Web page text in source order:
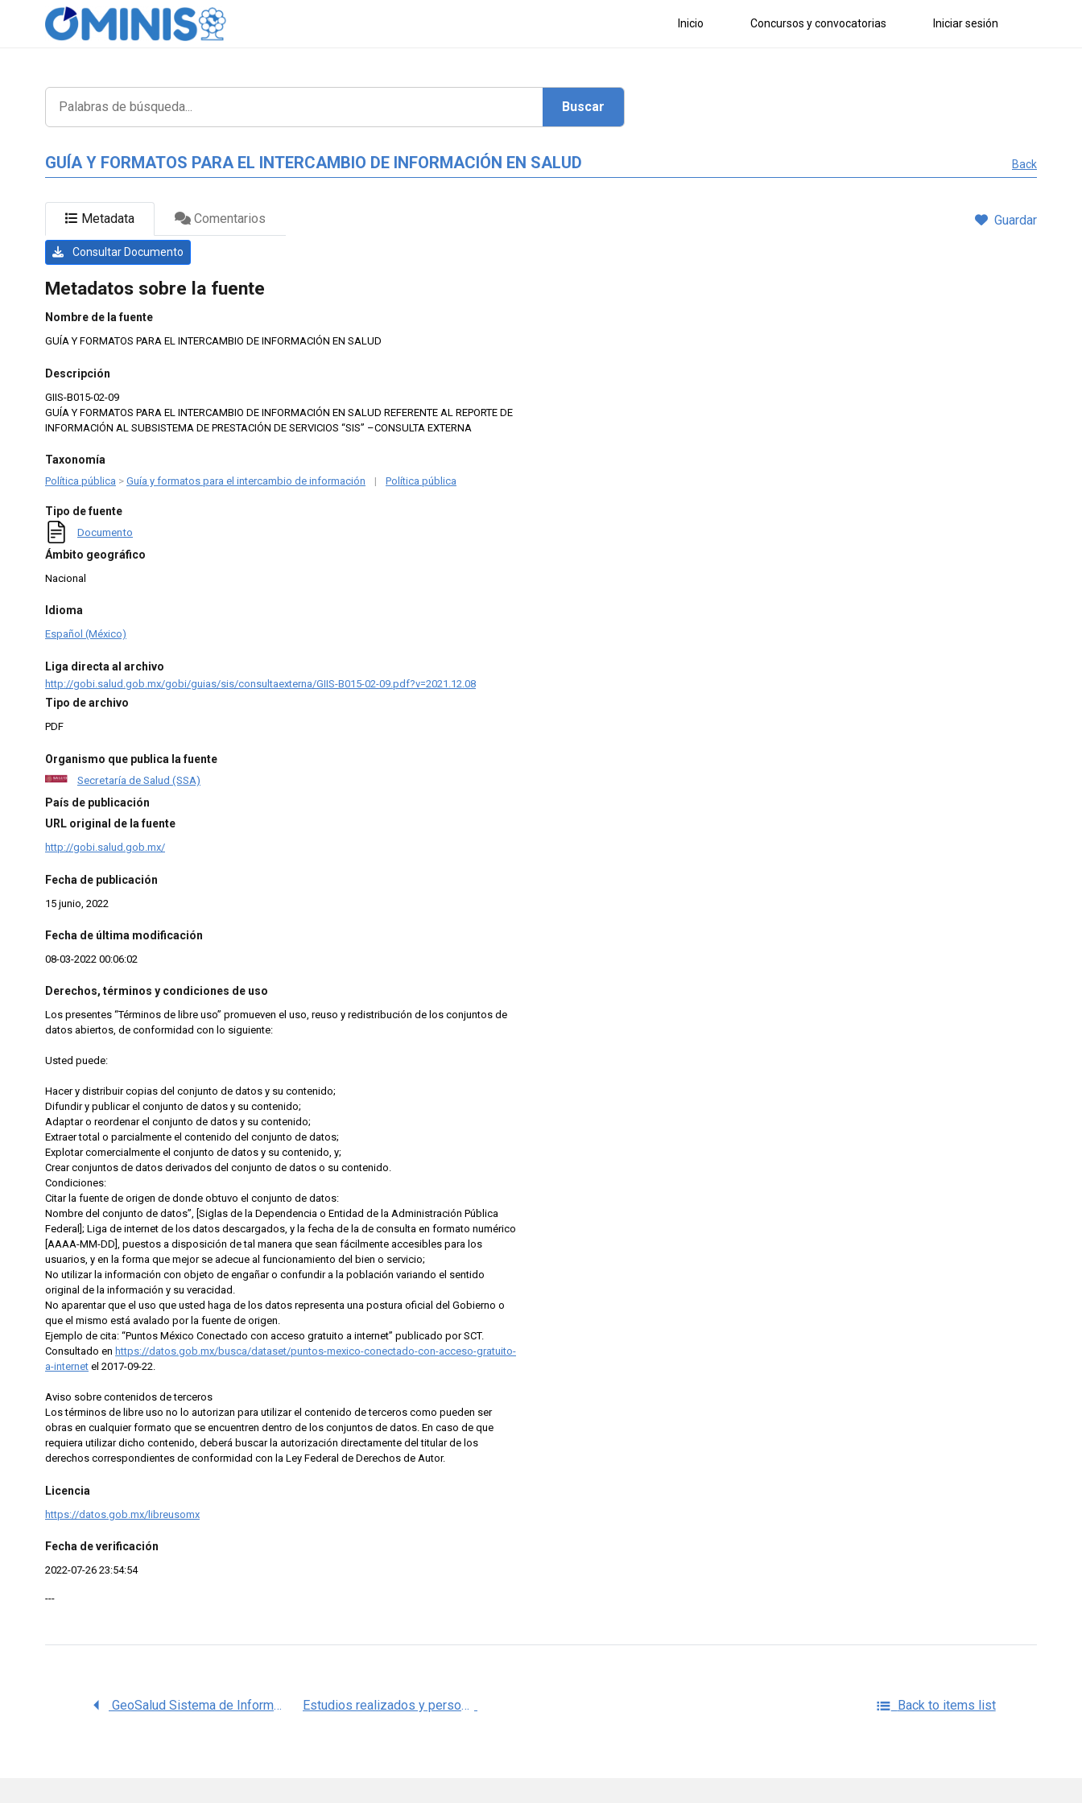
Inicio Concursos y convocatorias Iniciar sesión
GUÍA Y FORMATOS PARA EL INTERCAMBIO DE INFORMACIÓN EN SALUD Back
Metadata Comentarios Guardar
Consultar Documento
Metadatos sobre la fuente
Nombre de la fuente
GUÍA Y FORMATOS PARA EL INTERCAMBIO DE INFORMACIÓN EN SALUD
Descripción
GIIS-B015-02-09
GUÍA Y FORMATOS PARA EL INTERCAMBIO DE INFORMACIÓN EN SALUD REFERENTE AL REPORTE DE
INFORMACIÓN AL SUBSISTEMA DE PRESTACIÓN DE SERVICIOS “SIS” –CONSULTA EXTERNA
Taxonomía
Política pública > Guía y formatos para el intercambio de información | Política pública
Tipo de fuente
Documento
Ámbito geográfico
Nacional
Idioma
Español (México)
Liga directa al archivo
http://gobi.salud.gob.mx/gobi/guias/sis/consultaexterna/GIIS-B015-02-09.pdf?v=2021.12.08
Tipo de archivo
PDF
Organismo que publica la fuente
Secretaría de Salud (SSA)
País de publicación
URL original de la fuente
http://gobi.salud.gob.mx/
Fecha de publicación
15 junio, 2022
Fecha de última modificación
08-03-2022 00:06:02
Derechos, términos y condiciones de uso
Los presentes “Términos de libre uso” promueven el uso, reuso y redistribución de los conjuntos de
datos abiertos, de conformidad con lo siguiente:
Usted puede:
Hacer y distribuir copias del conjunto de datos y su contenido;
Difundir y publicar el conjunto de datos y su contenido;
Adaptar o reordenar el conjunto de datos y su contenido;
Extraer total o parcialmente el contenido del conjunto de datos;
Explotar comercialmente el conjunto de datos y su contenido, y;
Crear conjuntos de datos derivados del conjunto de datos o su contenido.
Condiciones:
Citar la fuente de origen de donde obtuvo el conjunto de datos:
Nombre del conjunto de datos”, [Siglas de la Dependencia o Entidad de la Administración Pública
Federal]; Liga de internet de los datos descargados, y la fecha de la de consulta en formato numérico
[AAAA-MM-DD], puestos a disposición de tal manera que sean fácilmente accesibles para los
usuarios, y en la forma que mejor se adecue al funcionamiento del bien o servicio;
No utilizar la información con objeto de engañar o confundir a la población variando el sentido
original de la información y su veracidad.
No aparentar que el uso que usted haga de los datos representa una postura oficial del Gobierno o
que el mismo está avalado por la fuente de origen.
Ejemplo de cita: “Puntos México Conectado con acceso gratuito a internet” publicado por SCT.
Consultado en https://datos.gob.mx/busca/dataset/puntos-mexico-conectado-con-acceso-gratuito-
a-internet el 2017-09-22.
Aviso sobre contenidos de terceros
Los términos de libre uso no lo autorizan para utilizar el contenido de terceros como pueden ser
obras en cualquier formato que se encuentren dentro de los conjuntos de datos. En caso de que
requiera utilizar dicho contenido, deberá buscar la autorización directamente del titular de los
derechos correspondientes de conformidad con la Ley Federal de Derechos de Autor.
Licencia
https://datos.gob.mx/libreusomx
Fecha de verificación
2022-07-26 23:54:54
---
GeoSalud Sistema de Información Geográfica (SIG) de los SSZ. Zacatecas Estudios realizados y personas atendidas en los servicios auxiliares de diagnóstico en el ISSSTEP, 2016-2018, Puebla Back to items list